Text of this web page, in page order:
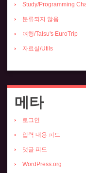
Study/Programming
분류되지 않음
여행/Talsu's EuroTrip
자료실/Utils
메타
로그인
입력 내용 피드
댓글 피드
WordPress.org